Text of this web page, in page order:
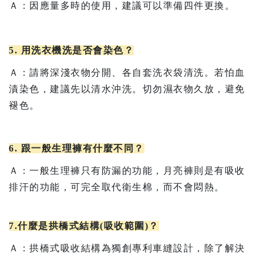
Ａ：因應量多時的使用，建議可以準備四件更換。
5. 用洗衣機洗是否會染色 ？
Ａ：請將深淺衣物分開、各自套洗衣袋清洗。若怕血
漬染色，建議先以清水沖洗。切勿濕衣物久放，避免
褪色。
6. 跟一般生理褲有什麼不同？
Ａ：一般生理褲只有防漏的功能，月亮褲則是有吸收
排汗的功能，可完全取代衛生棉，而不會悶熱。
7.什麼是拱橋式結構(吸收範圍)？
Ａ： 拱橋式吸收結構為獨創專利車縫設計，除了解決